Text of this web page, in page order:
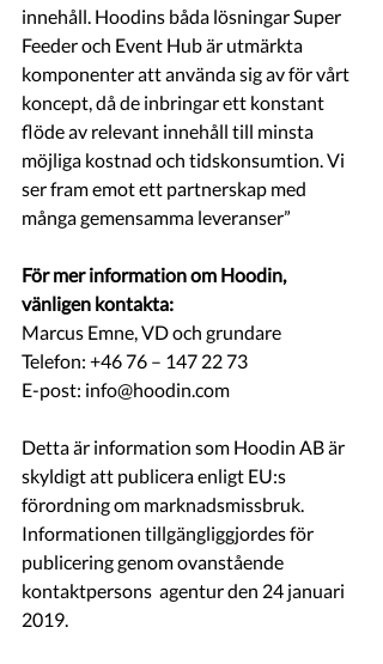
innehåll. Hoodins båda lösningar Super
Feeder och Event Hub är utmärkta
komponenter att använda sig av för vårt
koncept, då de inbringar ett konstant
flöde av relevant innehåll till minsta
möjliga kostnad och tidskonsumtion. Vi
ser fram emot ett partnerskap med
många gemensamma leveranser”
För mer information om Hoodin,
vänligen kontakta:
Marcus Emne, VD och grundare
Telefon: +46 76 – 147 22 73
E-post: info@hoodin.com
Detta är information som Hoodin AB är
skyldigt att publicera enligt EU:s
förordning om marknadsmissbruk.
Informationen tillgängliggjordes för
publicering genom ovanstående
kontaktpersons  agentur den 24 januari
2019.